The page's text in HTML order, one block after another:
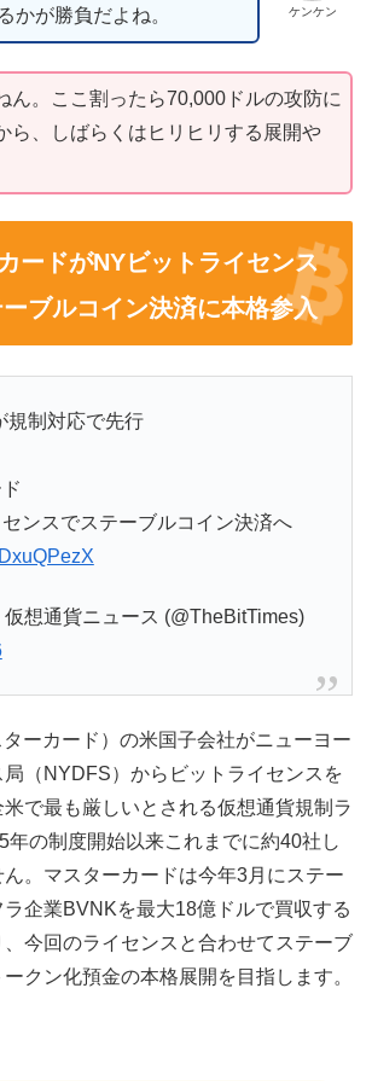
ケンケン
かが勝負だよね。
ん。ここ割ったら70,000ドルの攻防に
ら、しばらくはヒリヒリする展開や
ードがNYビットライセンス
ブルコイン決済に本格参入
規制対応で先行
ンスでステーブルコイン決済へ
想通貨ニュース (@TheBitTimes)
ーカード）の米国子会社がニューヨー
局（NYDFS）からビットライセンスを
で最も厳しいとされる仮想通貨規制ラ
年の制度開始以来これまでに約40社し
。マスターカードは今年3月にステー
企業BVNKを最大18億ドルで買収する
今回のライセンスと合わせてステーブ
クン化預金の本格展開を目指します。